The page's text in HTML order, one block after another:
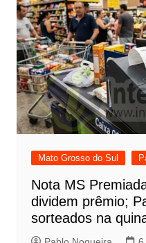
Mato Grosso do Sul
Nota MS
dividem prêmio;
sorteados na